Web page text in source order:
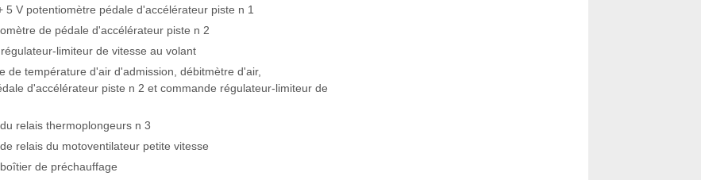
5 V potentiomètre pédale d'accélérateur piste n 1
de pédale d'accélérateur piste n 2
limiteur de vitesse au volant
de température d'air d'admission, débitmètre d'air,
d'accélérateur piste n 2 et commande régulateur-limiteur de
relais thermoplongeurs n 3
relais du motoventilateur petite vitesse
de préchauffage